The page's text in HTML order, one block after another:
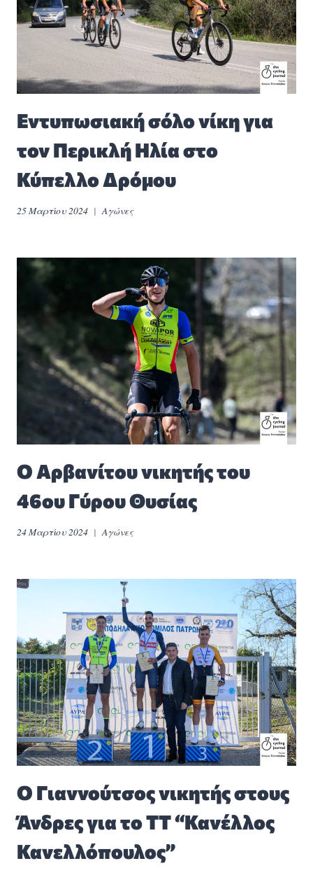
Εντυπωσιακή σόλο νίκη για
τον Περικλή Ηλία στο
Κύπελλο Δρόμου
25 Μαρτίου 2024 Αγώνες
Ο Αρβανίτου νικητής του
46ου Γύρου Θυσίας
24 Μαρτίου 2024 Αγώνες
Ο Γιαννούτσος νικητής στους
Άνδρες για το ΤΤ “Κανέλλος
Κανελλόπουλος”